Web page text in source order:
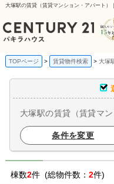
大塚駅の賃貸（賃貸マンション・アパート）
TOPページ 賃貸物件検索 大塚
大塚駅の賃貸（賃貸マ
条件を変更
棟数2件 (総物件数： 2件)